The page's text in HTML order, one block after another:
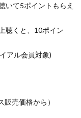
いて5ポイントもらえ
聴くと、10ポイン
アル会員対象)
販売価格から）